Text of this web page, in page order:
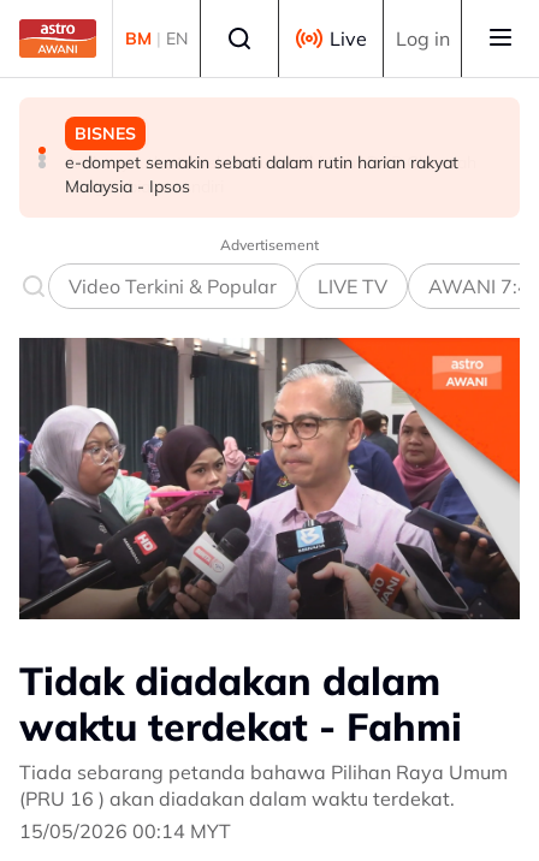
Skip to main content
BM | EN Live Log in
BISNES
e-dompet semakin sebati dalam rutin harian rakyat
Malaysia - Ipsos
MALAYSIA
TLDM perlu aset moden hadapi cabaran maritim
kompleks - Mohamed Khaled
POLITIK
Anthony Loke teruskan Pusat Khidmat DAP Chennah
dengan biaya sendiri
Advertisement
Video Terkini & Popular LIVE TV AWANI
Tidak diadakan dalam
waktu terdekat - Fahmi
Tiada sebarang petanda bahawa Pilihan Raya Umum
(PRU 16 ) akan diadakan dalam waktu terdekat.
15/05/2026 00:14 MYT